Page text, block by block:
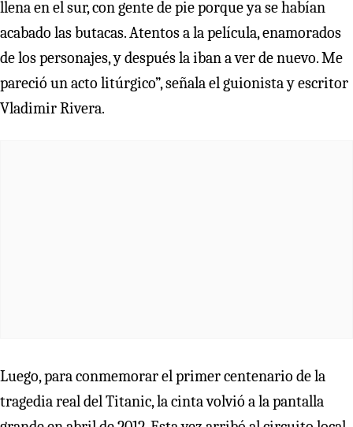
llena en el sur, con gente de pie porque ya se habían
acabado las butacas. Atentos a la película, enamorados
de los personajes, y después la iban a ver de nuevo. Me
pareció un acto litúrgico”, señala el guionista y escritor
Vladimir Rivera.
Luego, para conmemorar el primer centenario de la
tragedia real del Titanic, la cinta volvió a la pantalla